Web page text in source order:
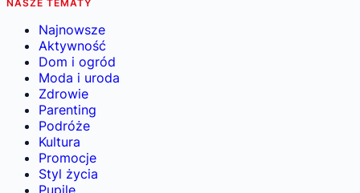
NASZE TEMATY
Najnowsze
Aktywność
Dom i ogród
Moda i uroda
Zdrowie
Parenting
Podróże
Kultura
Promocje
Styl życia